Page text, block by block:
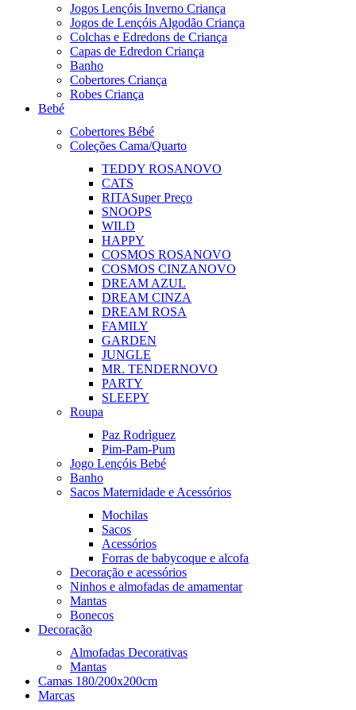
Jogos Lençóis Inverno Criança
Jogos de Lençóis Algodão Criança
Colchas e Edredons de Criança
Capas de Edredon Criança
Banho
Cobertores Criança
Robes Criança
Bebé
Cobertores Bébé
Coleções Cama/Quarto
TEDDY ROSANOVO
CATS
RITASuper Preço
SNOOPS
WILD
HAPPY
COSMOS ROSANOVO
COSMOS CINZANOVO
DREAM AZUL
DREAM CINZA
DREAM ROSA
FAMILY
GARDEN
JUNGLE
MR. TENDERNOVO
PARTY
SLEEPY
Roupa
Paz Rodrìguez
Pim-Pam-Pum
Jogo Lençóis Bebé
Banho
Sacos Maternidade e Acessórios
Mochilas
Sacos
Acessórios
Forras de babycoque e alcofa
Decoração e acessórios
Ninhos e almofadas de amamentar
Mantas
Bonecos
Decoração
Almofadas Decorativas
Mantas
Camas 180/200x200cm
Marcas